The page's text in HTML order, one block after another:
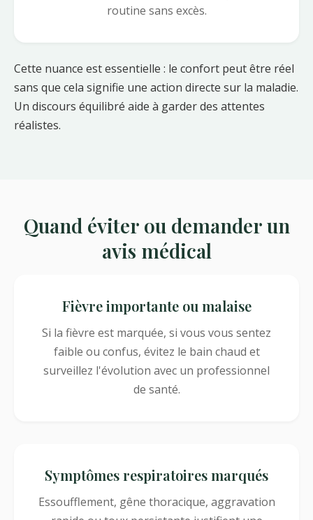
routine sans excès.
Cette nuance est essentielle : le confort peut être réel
sans que cela signifie une action directe sur la maladie.
Un discours équilibré aide à garder des attentes
réalistes.
Quand éviter ou demander un
avis médical
Fièvre importante ou malaise
Si la fièvre est marquée, si vous vous sentez
faible ou confus, évitez le bain chaud et
surveillez l'évolution avec un professionnel
de santé.
Symptômes respiratoires marqués
Essoufflement, gêne thoracique, aggravation